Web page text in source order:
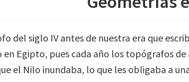
del siglo IV antes de nuestra era que
Egipto, pues cada año los topógrafos
el Nilo inundaba, lo que les obligaba a